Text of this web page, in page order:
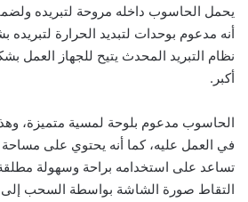
يحمل الحاسوب داخله مروحة لتبريده
أنه مدعوم بوحدات لتبديد الحرارة
نظام التبريد المحدث يتيح للجهاز العمل
أكبر.
الحاسوب مدعوم بلوحة لمسية متميزة،
في العمل عليه، كما أنه يحتوي على مساحة
تساعد على استخدامه براحة وسهولة مطلقة،
التقاط صورة الشاشة بواسطة السحب إلى